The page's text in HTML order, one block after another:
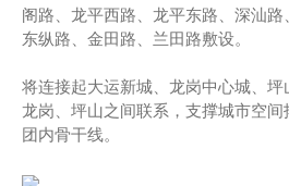
阁路、龙平西路、龙平东路、深汕路
东纵路、金田路、兰田路敷设。
将连接起大运新城、龙岗中心城、
龙岗、坪山之间联系，支撑城市空
团内骨干线。